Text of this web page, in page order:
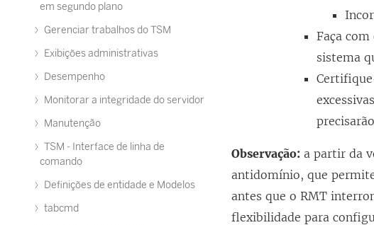
em segundo plano
Gerenciar trabalhos do TSM
Exibições administrativas
Desempenho
Monitorar a integridade do servidor
Manutenção
TSM - Interface de linha de
comando
Definições de entidade e Modelos
tabcmd
Faça
sistema
Observação: a partir da
antidomínio, que
antes que o RMT
flexibilidade para